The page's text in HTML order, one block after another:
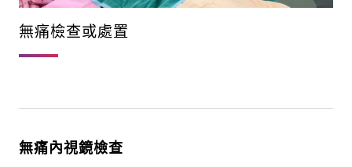
無痛檢查或處置
無痛內視鏡檢查